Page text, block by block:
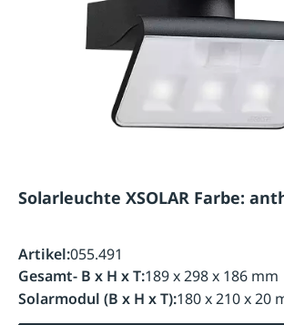
Solarleuchte XSOLAR Farbe:
Artikel:055.491
Gesamt- B x H x T:189 x 298 x 186 mm
Solarmodul (B x H x T):180 x 210 x 20